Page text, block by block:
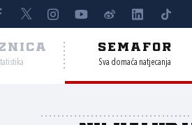
SEMAFOR
Sva domaća natjecanja